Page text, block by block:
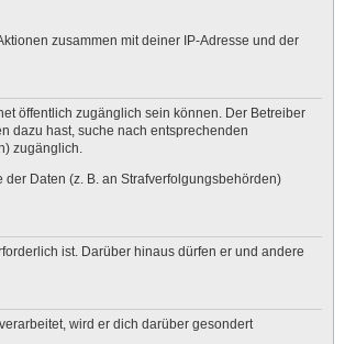
zusammen mit deiner IP-Adresse und der
öffentlich zugänglich sein können. Der Betreiber
dazu hast, suche nach entsprechenden
zugänglich.
Daten (z. B. an Strafverfolgungsbehörden)
ist. Darüber hinaus dürfen er und andere
wird er dich darüber gesondert